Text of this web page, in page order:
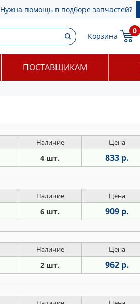
Нужна помощь в подборе запчастей?
Корзина
0
ПОСТАВЩИКАМ
Наличие Цена
4 шт. 833 р.
Наличие Цена
6 шт. 909 р.
Наличие Цена
2 шт. 962 р.